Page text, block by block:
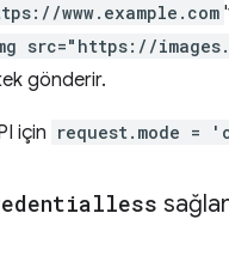
www.example.com
src="https://
gönderir.
için request.mode =